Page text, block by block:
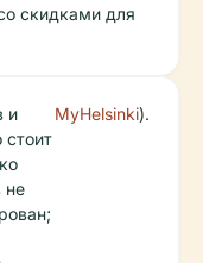
скидками для
и
не
MyHelsinki).